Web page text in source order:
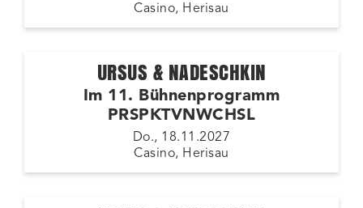
Casino, Herisau
URSUS & NADESCHKIN
Im 11. Bühnenprogramm
PRSPKTVNWCHSL
Do., 18.11.2027
Casino, Herisau